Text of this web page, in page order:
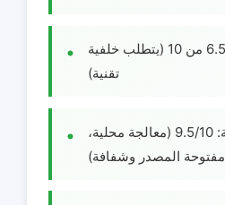
سهولة الاستخدام: 6.5 من 10 (يتطلب خلفية
تقنية)
أمن الخصوصية: 9.5/10 (معالجة محلية،
مفتوحة المصدر وشفافة)